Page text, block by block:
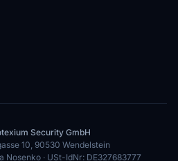
Security GmbH
10, 90530 Wendelstein
Nosenko · USt-IdNr: DE327683777